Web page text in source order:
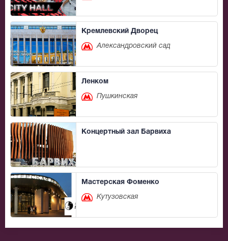
Кремлевский Дворец
Александровский сад
Ленком
Пушкинская
Концертный зал Барвиха
Мастерская Фоменко
Кутузовская